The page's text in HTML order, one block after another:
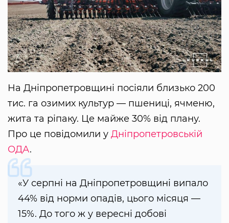
На Дніпропетровщині посіяли близько 200
тис. га озимих культур — пшениці, ячменю,
жита та ріпаку. Це майже 30% від плану.
Про це повідомили у Дніпропетровській
ОДА.
«У серпні на Дніпропетровщині випало
44% від норми опадів, цього місяця —
15%. До того ж у вересні добові